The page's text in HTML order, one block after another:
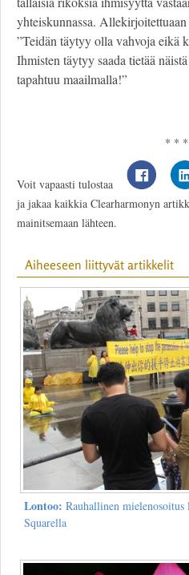
yhteiskunnassa.
”Teidän täytyy olla vahvoja eikä
Ihmisten täytyy saada tietää
tapahtuu maailmalla!”
* * *
Voit vapaasti tulostaa
ja jakaa kaikkia Clearharmonyn
mainitsemaan lähteen.
Aiheeseen liittyvät artikkelit
Lontoo: Rauhallinen
Squarella